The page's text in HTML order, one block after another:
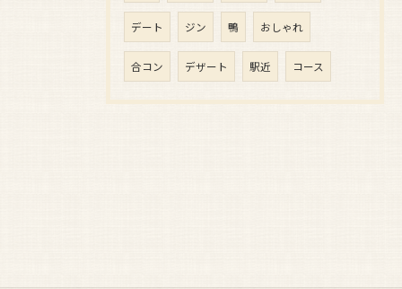
デート ジン 鴨 おしゃれ
合コン デザート 駅近 コース